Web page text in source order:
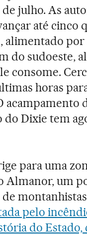
de julho. As
até cinco
alimentado
do sudoeste,
consome.
horas
acampamento
do Dixie tem
para uma
Almanor, um
de
pelo
do Estado,